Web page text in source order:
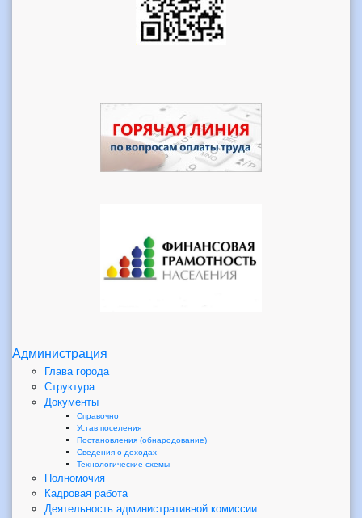
Администрация
Глава города
Структура
Документы
Справочно
Устав поселения
Постановления (обнародование)
Сведения о доходах
Технологические схемы
Полномочия
Кадровая работа
Деятельность административной комиссии